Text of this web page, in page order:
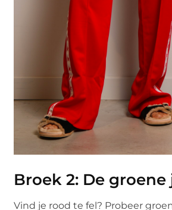
Broek 2: De
Vind je rood te fel? Probeer